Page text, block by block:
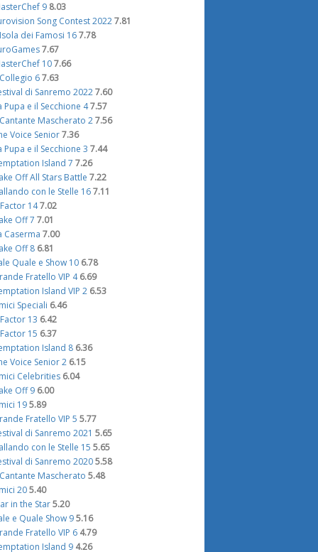
9 8.03
Song Contest 2022 7.81
dei Famosi 16 7.78
7.67
10 7.66
6 7.63
di Sanremo 2022 7.60
Pupa e il Secchione 47.57
Mascherato 2 7.56
Voice Senior 7.36
Pupa e il Secchione 3 7.44
Island 7 7.26
Off All Stars Battle 7.22
con le Stelle 16 7.11
147.02
Off 7 7.01
Caserma 7.00
Off 8 6.81
Quale e Show 10 6.78
Fratello VIP 4 6.69
Island VIP 2 6.53
Speciali 6.46
13 6.42
15 6.37
Island 8 6.36
Voice Senior 2 6.15
Celebrities 6.04
Off 9 6.00
19 5.89
Fratello VIP 5 5.77
di Sanremo 2021 5.65
con le Stelle 15 5.65
di Sanremo 2020 5.58
Mascherato 5.48
20 5.40
in the Star 5.20
e Quale Show 9 5.16
Fratello VIP 6 4.79
Island 9 4.26